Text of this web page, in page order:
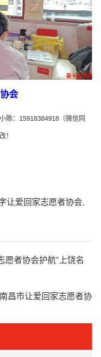
会
陈： 15918384918 （微信同
！
让爱回家志愿者协会
愿者协会护航“上饶名
昌市让爱回家志愿者协